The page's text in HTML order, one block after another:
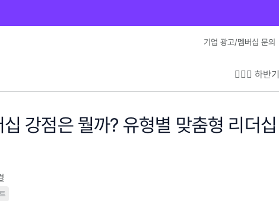
기업 광고/멤버십 문의
💁🏻‍♂️ 하반
십 강점은 뭘까? 유형별 맞춤형 리더십